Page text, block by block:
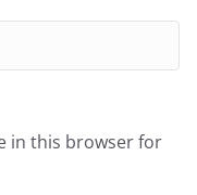
in this browser for